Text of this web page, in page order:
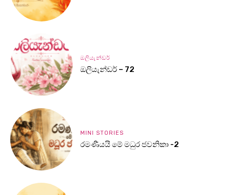
ඔලියැන්ඩර්
ඔලියැන්ඩර් – 72
MINI STORIES
රමණීයයි මේ මධුර ජවනිකා -2